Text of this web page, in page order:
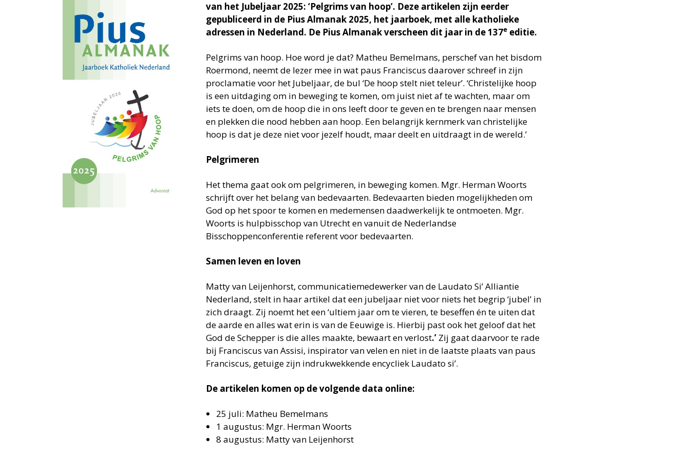
van het Jubeljaar 2025: ‘Pelgrims van hoop’. Deze artikelen zijn eerder
gepubliceerd in de Pius Almanak 2025, het jaarboek, met alle katholieke
adressen in Nederland. De Pius Almanak verscheen dit jaar in de 137e editie.
Pelgrims van hoop. Hoe word je dat? Matheu Bemelmans, perschef van het bisdom
Roermond, neemt de lezer mee in wat paus Franciscus daarover schreef in zijn
proclamatie voor het Jubeljaar, de bul ‘De hoop stelt niet teleur’. ‘Christelijke hoop
is een uitdaging om in beweging te komen, om juist niet af te wachten, maar om
iets te doen, om de hoop die in ons leeft door te geven en te brengen naar mensen
en plekken die nood hebben aan hoop. Een belangrijk kernmerk van christelijke
hoop is dat je deze niet voor jezelf houdt, maar deelt en uitdraagt in de wereld.’
Pelgrimeren
Het thema gaat ook om pelgrimeren, in beweging komen. Mgr. Herman Woorts
schrijft over het belang van bedevaarten. Bedevaarten bieden mogelijkheden om
God op het spoor te komen en medemensen daadwerkelijk te ontmoeten. Mgr.
Woorts is hulpbisschop van Utrecht en vanuit de Nederlandse
Bisschoppenconferentie referent voor bedevaarten.
Samen leven en loven
Matty van Leijenhorst, communicatiemedewerker van de Laudato Si’ Alliantie
Nederland, stelt in haar artikel dat een jubeljaar niet voor niets het begrip ‘jubel’ in
zich draagt. Zij noemt het een ‘ultiem jaar om te vieren, te beseffen én te uiten dat
de aarde en alles wat erin is van de Eeuwige is. Hierbij past ook het geloof dat het
God de Schepper is die alles maakte, bewaart en verlost.’ Zij gaat daarvoor te rade
bij Franciscus van Assisi, inspirator van velen en niet in de laatste plaats van paus
Franciscus, getuige zijn indrukwekkende encycliek Laudato si’.
De artikelen komen op de volgende data online:
25 juli: Matheu Bemelmans
1 augustus: Mgr. Herman Woorts
8 augustus: Matty van Leijenhorst